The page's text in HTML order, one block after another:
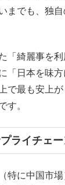
までも、独
「綺麗事を
「日本を味
で最も安上
す。
ライチェ
特に中国市